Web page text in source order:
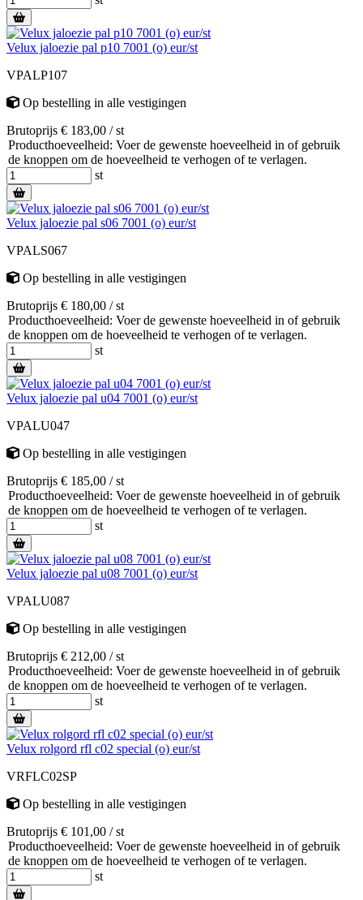
Velux jaloezie pal p10 7001 (o) eur/st
VPALP107
Op bestelling in alle vestigingen
Brutoprijs € 183,00 / st
Producthoeveelheid: Voer de gewenste hoeveelheid in of gebruik
de knoppen om de hoeveelheid te verhogen of te verlagen.
st
Velux jaloezie pal s06 7001 (o) eur/st
VPALS067
Op bestelling in alle vestigingen
Brutoprijs € 180,00 / st
Producthoeveelheid: Voer de gewenste hoeveelheid in of gebruik
de knoppen om de hoeveelheid te verhogen of te verlagen.
st
Velux jaloezie pal u04 7001 (o) eur/st
VPALU047
Op bestelling in alle vestigingen
Brutoprijs € 185,00 / st
Producthoeveelheid: Voer de gewenste hoeveelheid in of gebruik
de knoppen om de hoeveelheid te verhogen of te verlagen.
st
Velux jaloezie pal u08 7001 (o) eur/st
VPALU087
Op bestelling in alle vestigingen
Brutoprijs € 212,00 / st
Producthoeveelheid: Voer de gewenste hoeveelheid in of gebruik
de knoppen om de hoeveelheid te verhogen of te verlagen.
st
Velux rolgord rfl c02 special (o) eur/st
VRFLC02SP
Op bestelling in alle vestigingen
Brutoprijs € 101,00 / st
Producthoeveelheid: Voer de gewenste hoeveelheid in of gebruik
de knoppen om de hoeveelheid te verhogen of te verlagen.
st